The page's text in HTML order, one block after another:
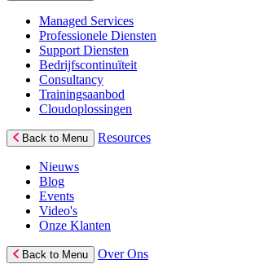
Managed Services
Professionele Diensten
Support Diensten
Bedrijfscontinuïteit
Consultancy
Trainingsaanbod
Cloudoplossingen
Back to Menu Resources
Nieuws
Blog
Events
Video's
Onze Klanten
Back to Menu Over Ons